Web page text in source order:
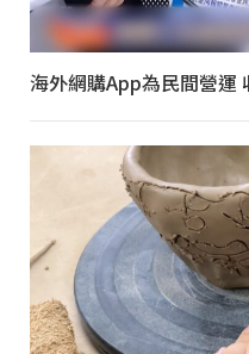
海外網購App為民間營運